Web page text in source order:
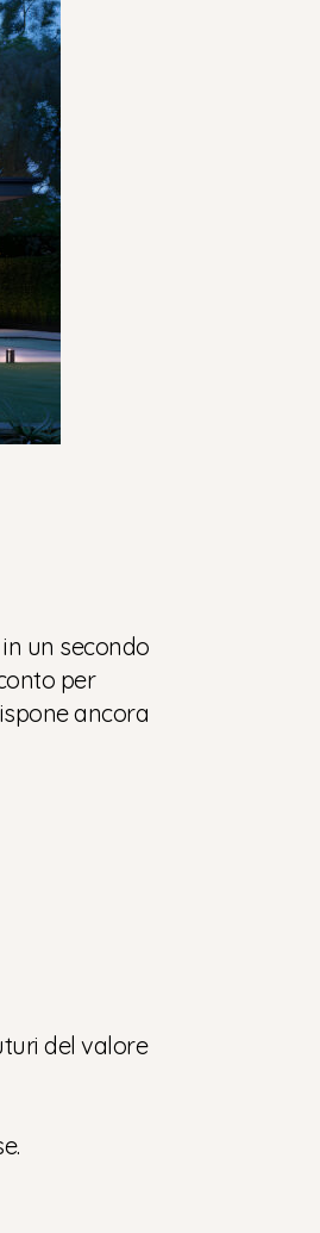
un secondo
per
ancora
del valore